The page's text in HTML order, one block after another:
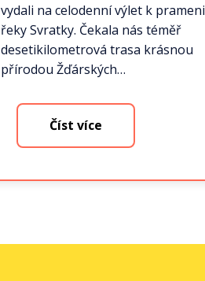
vydali na celodenní výlet k prameni
řeky Svratky. Čekala nás téměř
desetikilometrová trasa krásnou
přírodou Žďárských…
Číst více